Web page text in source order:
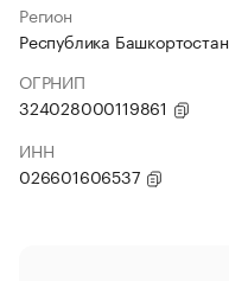
Регион
Республика Башкортостан
ОГРНИП
324028000119861
ИНН
026601606537